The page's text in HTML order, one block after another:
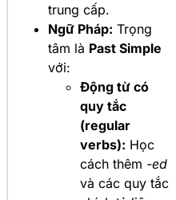
trung cấp.
Ngữ Pháp: Trọng
tâm là Past Simple
với:
Động từ có
quy tắc
(regular
verbs): Học
cách thêm -ed
và các quy tắc